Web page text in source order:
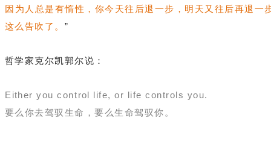
因为人总是有惰性，你今天往后退一步，明天又往后再退一
这么告吹了。 ”
哲学家克尔凯郭尔说：
Either you control life, or life controls you.
要么你去驾驭生命，要么生命驾驭你。